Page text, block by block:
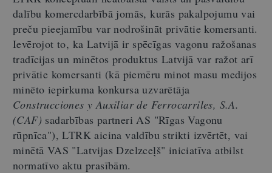
dalību komercdarbībā jomās, kurās pakalpojumu vai
preču pieejamību var nodrošināt privātie komersanti.
Ievērojot to, ka Latvijā ir spēcīgas vagonu ražošanas
tradīcijas un minētos produktus Latvijā var ražot arī
privātie komersanti (kā piemēru minot masu medijos
minēto iepirkuma konkursa uzvarētāja
Construcciones y Auxiliar de Ferrocarriles, S.A.
(CAF) sadarbības partneri AS "Rīgas Vagonu
rūpnīca"), LTRK aicina valdību strikti izvērtēt, vai
minētā VAS "Latvijas Dzelzceļš" iniciatīva atbilst
normatīvo aktu prasībām.